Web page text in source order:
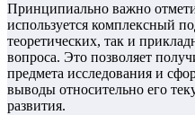
Принципиально важно
используется комплексный
теоретических, так и
вопроса. Это позволяет
предмета исследования и
выводы относительно его
развития.